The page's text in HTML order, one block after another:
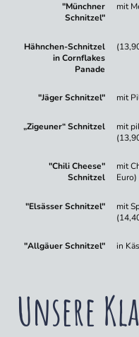
"Münchner
Schnitzel"
mit
Hähnchen-Schnitzel
in Cornflakes
Panade
"Jäger Schnitzel" mit
„Zigeuner“ Schnitzel
mit
"Chili Cheese"
Schnitzel
mit
Euro)
"Elsässer Schnitzel"
mit
"Allgäuer Schnitzel" in
Unsere